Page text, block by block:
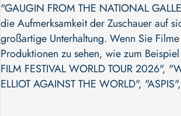
"GAUGIN FROM THE NATIONAL
die Aufmerksamkeit der Zuschauer auf
großartige Unterhaltung. Wenn Sie
Produktionen zu sehen, wie zum Beispiel
FILM FESTIVAL WORLD TOUR 2026",
ELLIOT AGAINST THE WORLD", "ASPIS",